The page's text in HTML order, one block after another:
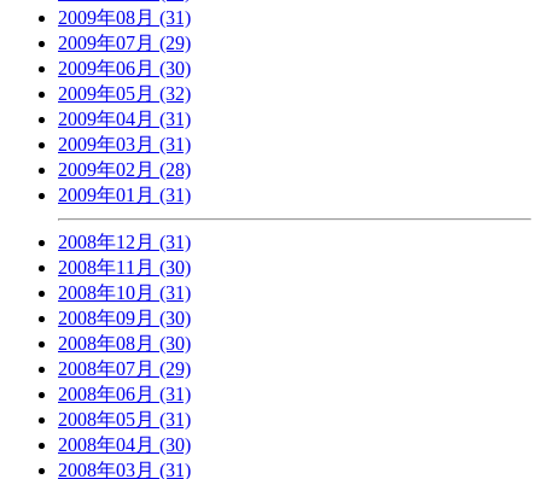
2009年08月 (31)
2009年07月 (29)
2009年06月 (30)
2009年05月 (32)
2009年04月 (31)
2009年03月 (31)
2009年02月 (28)
2009年01月 (31)
2008年12月 (31)
2008年11月 (30)
2008年10月 (31)
2008年09月 (30)
2008年08月 (30)
2008年07月 (29)
2008年06月 (31)
2008年05月 (31)
2008年04月 (30)
2008年03月 (31)